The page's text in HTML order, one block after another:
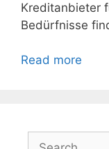
Kreditanbieter
Bedürfnisse
Read more
Search